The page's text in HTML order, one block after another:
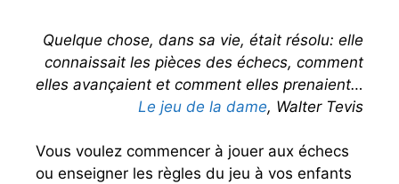
Quelque chose, dans sa vie, était résolu: elle
connaissait les pièces des échecs, comment
elles avançaient et comment elles prenaient…
Le jeu de la dame, Walter Tevis
Vous voulez commencer à jouer aux échecs
ou enseigner les règles du jeu à vos enfants